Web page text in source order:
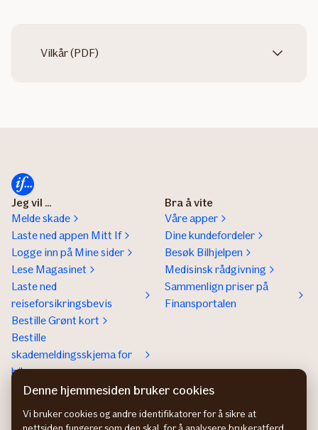
Vilkår (PDF)
Jeg vil ...
Melde skade
Laste ned appen Mitt If
Logge inn på Mine sider
Lese Magasinet
Laste ned
reiseforsikringsbevis
Bestille Grønt kort
Bestille
skademeldingsskjema for
bil
Bra å vite
Våre apper
Dine kundefordeler
Besøk Bilhjelpen
Medisinsk rådgivning
Sammenlign priser på
Finansportalen
Om If
Om If
Kontakt If
Kundeservice
Denne hjemmesiden bruker cookies
Vi bruker cookies og andre identifikatorer for å sikre at